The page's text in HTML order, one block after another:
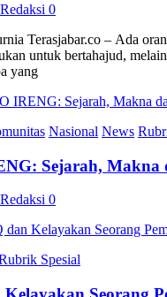
Redaksi 0
Terasjabar.co – Ada
untuk bertahajud,
yang
Nasional News
Sejarah, Makna
Redaksi 0
Spesial